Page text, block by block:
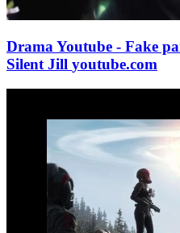
Drama Youtube - Fake
Silent Jill youtube.com